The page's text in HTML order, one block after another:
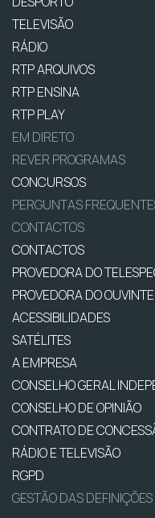
TELEVISÃO
RÁDIO
RTP ARQUIVOS
RTP ENSINA
RTP PLAY
EM DIRETO
REVER PROGRAMAS
CONCURSOS
PERGUNTAS
CONTACTOS
CONTACTOS
PROVEDORA DO
PROVEDORA DO OUVINTE
ACESSIBILIDADES
SATÉLITES
A EMPRESA
CONSELHO GERAL
CONSELHO DE OPINIÃO
CONTRATO DE
RÁDIO E TELEVISÃO
RGPD
GESTÃO DAS